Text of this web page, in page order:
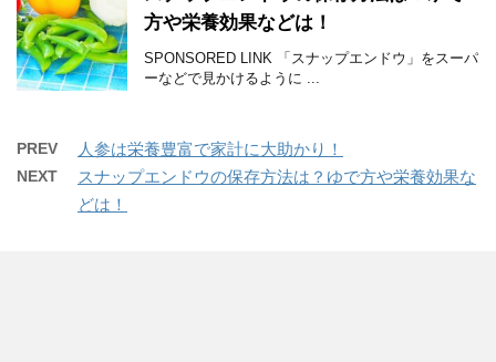
方や栄養効果などは！
SPONSORED LINK 「スナップエンドウ」をスーパ
ーなどで見かけるように ...
PREV 人参は栄養豊富で家計に大助かり！
NEXT
スナップエンドウの保存方法は？ゆで方や栄養効果な
どは！